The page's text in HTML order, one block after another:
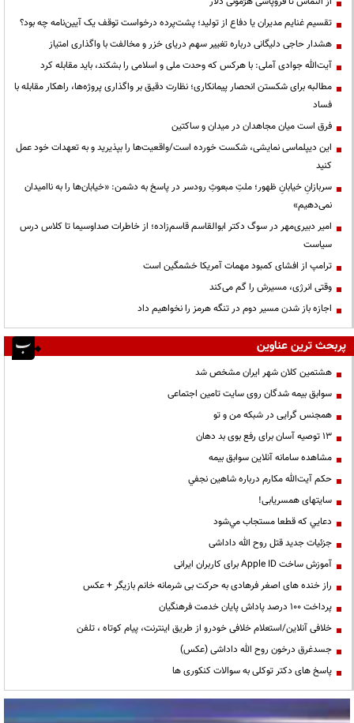
تقسیم غنایم مدیران یا دفاع از تولید؛ پشت‌پرده درخواست توقف یک آیین‌نامه چه بود؟
هشدار حاجی دلیگانی درباره تغییر سهم دریای خزر و مخالفت با واگذاری امتیاز
آیت‌الله جوادی آملی: با هرکس که وحدت ملی و اسلامی را بشکند، باید مقابله کرد
مطالبه برای شکستن انحصار پیمانکاری؛ نظارت دقیق بر واگذاری پروژه‌ها، راهکار مقابله با
فساد
فرق است میان مجاهدان در میدان و ساکتین
این دیپلماسی نمایشی، شکست خورده است/واقعیت‌ها را بپذیرید و به تعهدات خود عمل
کنید
سربازانِ خیابانِ ظهور؛ ملتِ مبعوثِ رودسر در پاسخ به دشمن: «خیابان‌ها را به ناامیدان
نمی‌دهیم»
امیر دبیری‌مهر در سوگ دکتر ابوالقاسم قاسم‌زاده؛ از خاطرات صداوسیما تا کلاس درس
سیاست
ترامپ از افشای کمبود مهمات آمریکا خشمگین است
وقتی انرژی، مسیرش را گم می‌کند
اجازه باز شدن مسیر دوم در تنگه هرمز را نخواهیم داد
پربحث ترین عناوین
هشتمین کلان شهر ایران مشخص شد
سوابق بیمه شدگان روی سایت تامین اجتماعی
همجنس گرایی در شبکه من و تو
13 توصیه آسان برای رفع بوی بد دهان
مشاهده سامانه آنلاين سوابق بیمه
حكم آيت‌الله مكارم درباره شاهين نجفي
سایتهای همسریابی!
دعايي كه قطعا مستجاب مي‌شود
جزئیات جدید قتل روح الله داداشی
آموزش ساخت Apple ID برای کاربران ایرانی
راز خنده های اصغر فرهادی به حرکت بی شرمانه خانم بازیگر + عکس
پرداخت ۱۰۰ درصد پاداش پایان خدمت فرهنگیان
خلافی آنلاین/استعلام خلافی خودرو از طریق اینترنت، پیام کوتاه ، تلفن
جسدغرق درخون روح الله داداشی (عکس)
پاسخ های دکتر توکلی به سوالات کنکوری ها